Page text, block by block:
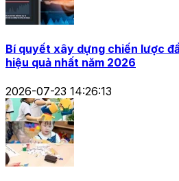
Bí quyết xây dựng chiến lược
hiệu quả nhất năm 2026
2026-07-23 14:26:13